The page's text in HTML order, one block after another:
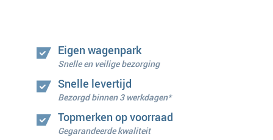
Eigen wagenpark
Snelle en veilige bezorging
Snelle levertijd
Bezorgd binnen 3 werkdagen*
Topmerken op voorraad
Gegarandeerde kwaliteit